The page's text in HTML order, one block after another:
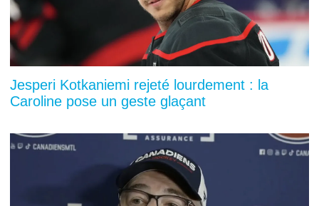
Jesperi Kotkaniemi rejeté lourdement : la
Caroline pose un geste glaçant